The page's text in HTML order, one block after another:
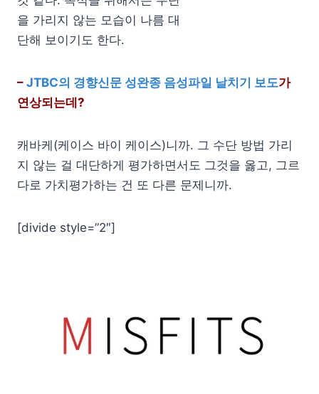
을 가리지 않는 모습이 나름 대
단해 보이기도 한다.
– JTBC의 경향신문 성완종 음성파일 날치기 보도가
연상되는데?
캐바케(케이스 바이 케이스)니까. 그 수단 방법 가리
지 않는 걸 대단하게 평가하면서도 그것을 옳고, 그르
다로 가치평가하는 건 또 다른 문제니까.
[divide style=”2″]